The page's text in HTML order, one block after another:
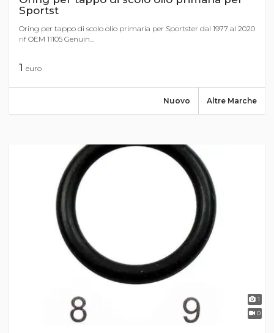
Sportst
Oring per tappo di scolo olio primaria per Sportster dal 1977 al 2020
rif OEM 11105 Genuin...
1 euro
Altre Marche
Nuovo
1
0